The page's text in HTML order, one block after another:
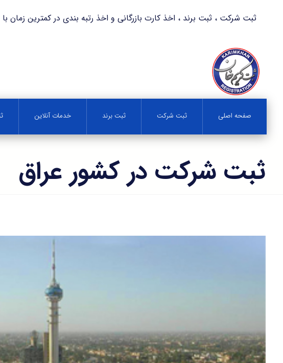
ثبت شرکت ، ثبت برند ، اخذ کارت بازرگانی و اخذ رتبه بندی در کمترین زمان با ثبت کریم خان
صفحه اصلی ثبت شرکت ثبت برند خدمات آنلاین
ثبت شرکت در کشور عراق